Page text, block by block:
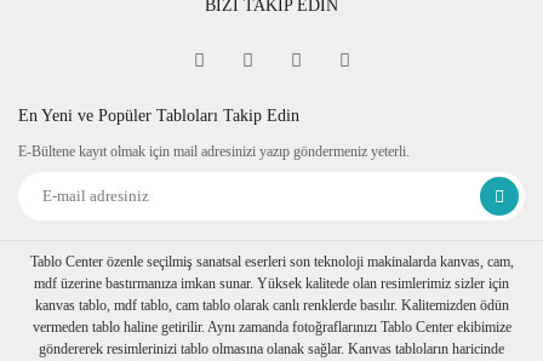
Sipariş verdiğiniz kanvas tablo baskıya girmeden önce
itibaren resmin devamı verilir.
ettiğinden daha dekoratif durur. Askı aparatı monte edilmiş bir
takılarak baloncuklu ambalaja sarılıp, kartonlanır. Nakliye
sırasında hasar görmesi engellenir.
Birden fazla tablo alımı yapılırsa her biri ayrı ayrı
paketlenerek müşterilerimize ulaştırılır.
BİZİ TAKİP EDİN
En Yeni ve Popüler Tabloları Takip Edin
E-Bültene kayıt olmak için mail adresinizi yazıp göndermeniz yeterli.
Tablo Center özenle seçilmiş sanatsal eserleri son teknoloji makinalarda kanvas, cam,
mdf üzerine bastırmanıza imkan sunar. Yüksek kalitede olan resimlerimiz sizler için
kanvas tablo, mdf tablo, cam tablo olarak canlı renklerde basılır. Kalitemizden ödün
vermeden tablo haline getirilir. Aynı zamanda fotoğraflarınızı Tablo Center ekibimize
göndererek resimlerinizi tablo olmasına olanak sağlar. Kanvas tabloların haricinde